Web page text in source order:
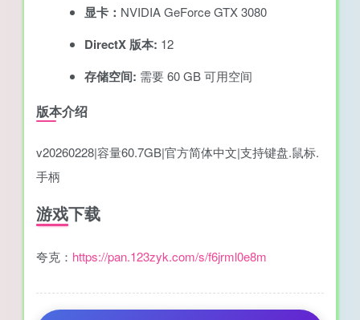
显卡： NVIDIA GeForce GTX 3080
DirectX 版本: 12
存储空间: 需要 60 GB 可用空间
版本介绍
v20260228|容量60.7GB|官方简体中文|支持键盘.鼠标.
手柄
游戏下载
夸克： https://pan.123zyk.com/s/f6jrml0e8m